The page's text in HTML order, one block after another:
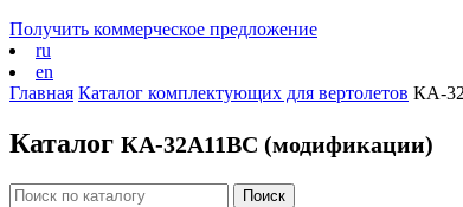
Получить коммерческое предложение
ru
en
Главная Каталог комплектующих для вертолетов КА-
Каталог КА-32А11ВС (модификации)